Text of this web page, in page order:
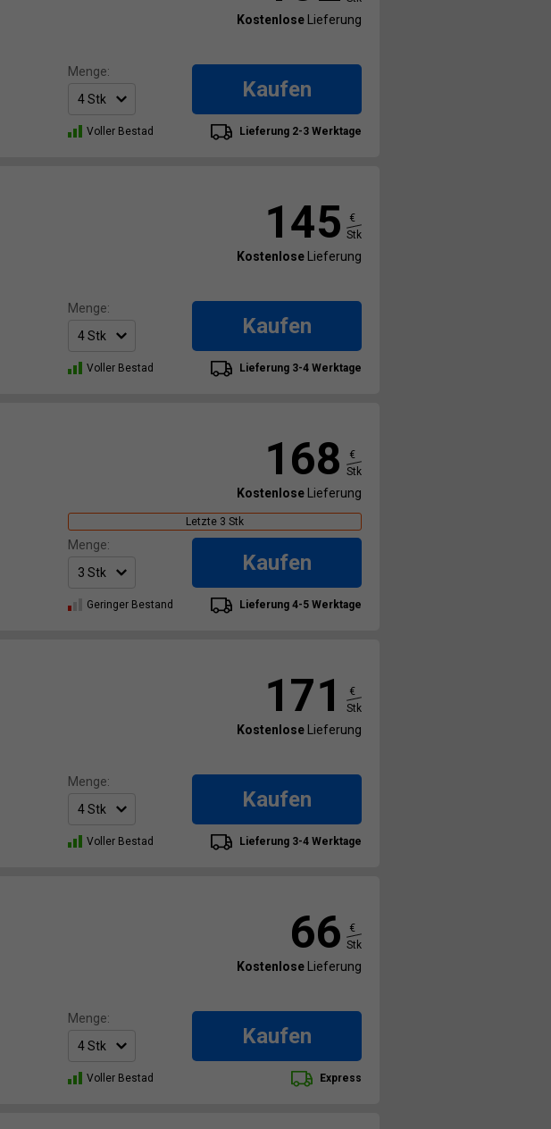
Kostenlose Lieferung
Menge:
Kaufen
Voller Bestad Lieferung 2-3 Werktage
145
€
Stk
Kostenlose Lieferung
Menge:
Kaufen
Voller Bestad Lieferung 3-4 Werktage
168
€
Stk
Kostenlose Lieferung
Letzte 3 Stk
Menge:
Kaufen
Geringer Bestand Lieferung 4-5 Werktage
171
€
Stk
Kostenlose Lieferung
Menge:
Kaufen
Voller Bestad Lieferung 3-4 Werktage
66
€
Stk
Kostenlose Lieferung
Menge:
Kaufen
Voller Bestad Express